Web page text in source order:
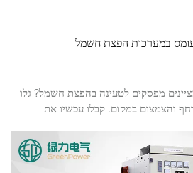
במערכות הפצת חשמל
מפסקים לטעינה בהפצת חשמל? גלו
והצמצום במקום. קבלו עכשיו את